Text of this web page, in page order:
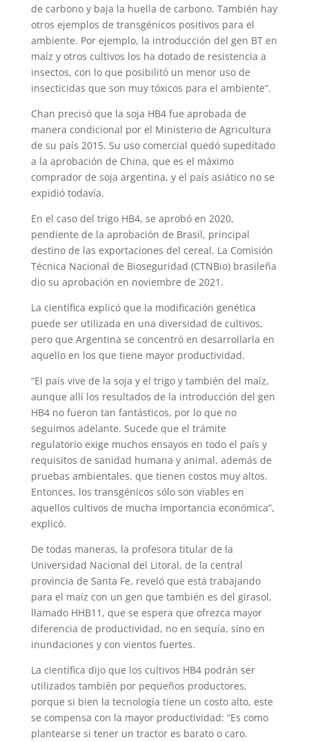
de carbono y baja la huella de carbono. También hay
otros ejemplos de transgénicos positivos para el
ambiente. Por ejemplo, la introducción del gen BT en
maíz y otros cultivos los ha dotado de resistencia a
insectos, con lo que posibilitó un menor uso de
insecticidas que son muy tóxicos para el ambiente”.
Chan precisó que la soja HB4 fue aprobada de
manera condicional por el Ministerio de Agricultura
de su país 2015. Su uso comercial quedó supeditado
a la aprobación de China, que es el máximo
comprador de soja argentina, y el país asiático no se
expidió todavía.
En el caso del trigo HB4, se aprobó en 2020,
pendiente de la aprobación de Brasil, principal
destino de las exportaciones del cereal. La Comisión
Técnica Nacional de Bioseguridad (CTNBio) brasileña
dio su aprobación en noviembre de 2021.
La científica explicó que la modificación genética
puede ser utilizada en una diversidad de cultivos,
pero que Argentina se concentró en desarrollarla en
aquello en los que tiene mayor productividad.
“El país vive de la soja y el trigo y también del maíz,
aunque allí los resultados de la introducción del gen
HB4 no fueron tan fantásticos, por lo que no
seguimos adelante. Sucede que el trámite
regulatorio exige muchos ensayos en todo el país y
requisitos de sanidad humana y animal, además de
pruebas ambientales, que tienen costos muy altos.
Entonces, los transgénicos sólo son viables en
aquellos cultivos de mucha importancia económica”,
explicó.
De todas maneras, la profesora titular de la
Universidad Nacional del Litoral, de la central
provincia de Santa Fe, reveló que está trabajando
para el maíz con un gen que también es del girasol,
llamado HHB11, que se espera que ofrezca mayor
diferencia de productividad, no en sequía, sino en
inundaciones y con vientos fuertes.
La científica dijo que los cultivos HB4 podrán ser
utilizados también por pequeños productores,
porque si bien la tecnología tiene un costo alto, este
se compensa con la mayor productividad: “Es como
plantearse si tener un tractor es barato o caro.